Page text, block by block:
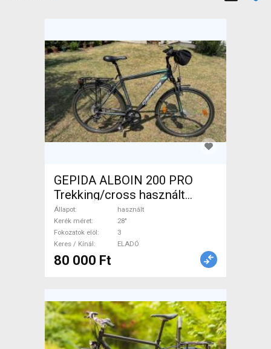
GEPIDA ALBOIN 200 PRO
Trekking/cross használt
ELADÓ
Állapot
használt
Kerék méret
28"
Fokozatok elöl
3
Keres / Kínál
ELADÓ
80 000 Ft